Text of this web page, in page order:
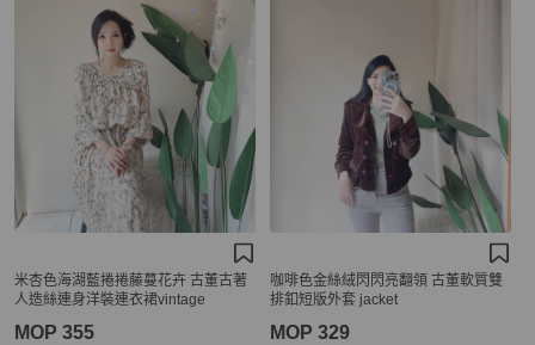
米杏色海湖藍捲捲藤蔓花卉 古董古著
人造絲連身洋裝連衣裙vintage
MOP 355
咖啡色金絲絨閃閃亮翻領 古董軟質雙
排釦短版外套 jacket
MOP 329